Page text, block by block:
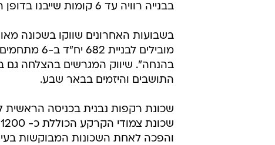
בבנייה רוויה עד 6 קומות שייבנו בדופן השכונה על שדרות רגר.
בשבועות האחרונים שווקו בשכונה
בהנחה". שיווק המגרשים בהצלחה
התושבים והיזמים בבאר שבע.
שכונת רקפות נבנית בכניסה הראשית
והפכה לאחת השכונות המבוקשות